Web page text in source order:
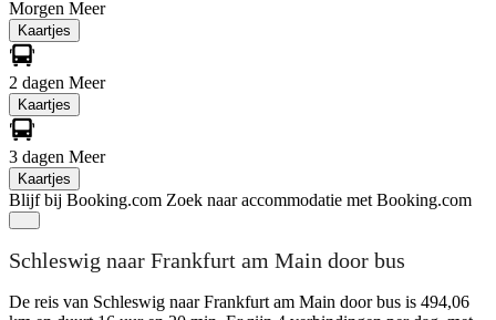
Morgen Meer
Kaartjes
2 dagen Meer
Kaartjes
3 dagen Meer
Kaartjes
Blijf bij Booking.com Zoek naar accommodatie met Booking.com
Schleswig naar Frankfurt am Main door bus
De reis van Schleswig naar Frankfurt am Main door bus is 494,06